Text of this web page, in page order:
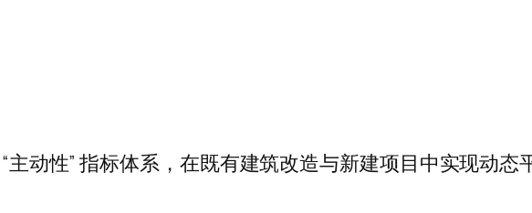
动性” 指标体系，在既有建筑改造与新建项目中实现动态